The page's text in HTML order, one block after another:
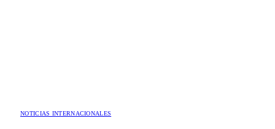
NOTICIAS INTERNACIONALES